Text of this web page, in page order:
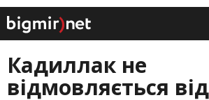
Кадиллак не
відмовляється